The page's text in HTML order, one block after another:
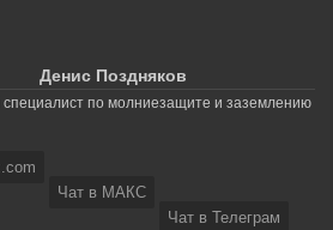
Денис Поздняков
специалист по молниезащите и заземлению
Чат в МАКС
Чат в Телеграм